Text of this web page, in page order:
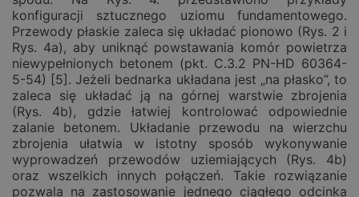
konfiguracji sztucznego uziomu fundamentowego.
Przewody płaskie zaleca się układać pionowo (Rys. 2 i
Rys. 4a), aby uniknąć powstawania komór powietrza
niewypełnionych betonem (pkt. C.3.2 PN-HD 60364-
5-54) [5]. Jeżeli bednarka układana jest „na płasko”, to
zaleca się układać ją na górnej warstwie zbrojenia
(Rys. 4b), gdzie łatwiej kontrolować odpowiednie
zalanie betonem. Układanie przewodu na wierzchu
zbrojenia ułatwia w istotny sposób wykonywanie
wyprowadzeń przewodów uziemiających (Rys. 4b)
oraz wszelkich innych połączeń. Takie rozwiązanie
pozwala na zastosowanie jednego ciągłego odcinka